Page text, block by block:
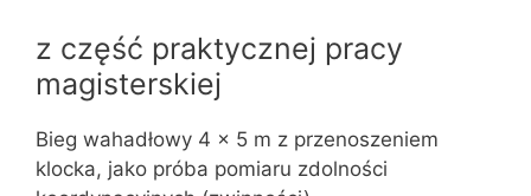
z część praktycznej pracy
magisterskiej
Bieg wahadłowy 4 x 5 m z przenoszeniem
klocka, jako próba pomiaru zdolności